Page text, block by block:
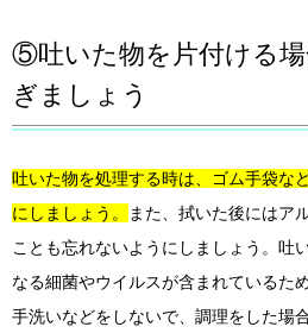
⑤吐いた物を片付ける
ぎましょう
吐いた物を処理する時は、ゴム手袋な
にしましょう。
また、拭いた後にはア
ことも忘れないようにしましょう。吐
なる細菌やウイルスが含まれているた
手洗いなどをしないで、調理をした場